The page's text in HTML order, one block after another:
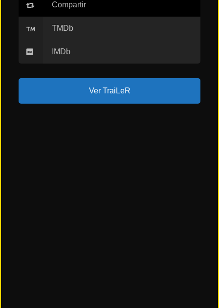
Últimos
Tráilers
Español
PLATAFORMAS
Compartir
TMDb
IMDb
Ver TraiLeR